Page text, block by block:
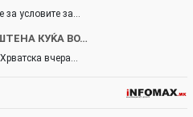
условите за…
КУЌА ВО…
вчера…